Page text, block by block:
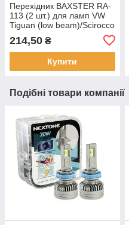
Перехідник BAXSTER RA-
113 (2 шт.) для ламп VW
Tiguan (low beam)/Scirocco
214,50 ₴
Купити
Подібні товари компанії